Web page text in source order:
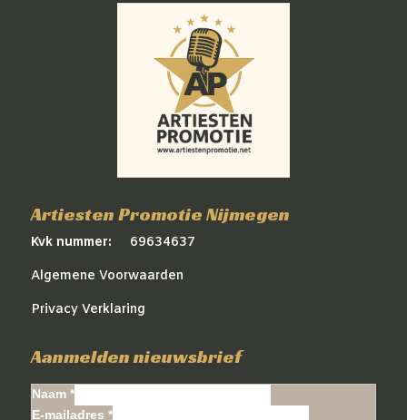
Artiesten Promotie Nijmegen
Kvk nummer: 69634637
Algemene Voorwaarden
Privacy Verklaring
Aanmelden nieuwsbrief
Naam *
E-mailadres *